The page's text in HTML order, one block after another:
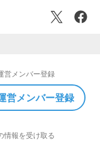
営メンバー登録
メンバー登録
情報を受け取る